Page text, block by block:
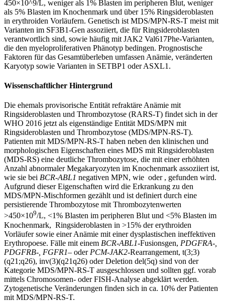
450×10^9/L, weniger als 1% Blasten im peripheren Blut, weniger
als 5% Blasten im Knochenmark und über 15% Ringsideroblasten
in erythroiden Vorläufern. Genetisch ist MDS/MPN-RS-T meist mit
Varianten im SF3B1-Gen assoziiert, die für Ringsideroblasten
verantwortlich sind, sowie häufig mit JAK2 Val617Phe-Varianten,
die den myeloproliferativen Phänotyp bedingen. Prognostische
Faktoren für das Gesamtüberleben umfassen Anämie, veränderten
Karyotyp sowie Varianten in SETBP1 oder ASXL1.
Wissenschaftlicher Hintergrund
Die ehemals provisorische Entität refraktäre Anämie mit
Ringsideroblasten und Thrombozytose (RARS-T) findet sich in der
WHO 2016 jetzt als eigenständige Entität MDS/MPN mit
Ringsideroblasten und Thrombozytose (MDS/MPN-RS-T).
Patienten mit MDS/MPN-RS-T haben neben den klinischen und
morphologischen Eigenschaften eines MDS mit Ringsideroblasten
(MDS-RS) eine deutliche Thrombozytose, die mit einer erhöhten
Anzahl abnormaler Megakaryozyten im Knochenmark assoziiert ist,
wie sie bei BCR-ABL1 negativen MPN, wie oder , gefunden wird.
Aufgrund dieser Eigenschaften wird die Erkrankung zu den
MDS/MPN-Mischformen gezählt und ist definiert durch eine
persistierende Thrombozytose mit Thrombozytenwerten
>450×109/L, <1% Blasten im peripheren Blut und <5% Blasten im
Knochenmark, Ringsideroblasten in >15% der erythroiden
Vorläufer sowie einer Anämie mit einer dysplastischen ineffektiven
Erythropoese. Fälle mit einem BCR-ABL1-Fusionsgen, PDGFRA-,
PDGFRB-, FGFR1– oder PCM-JAK2-Rearrangement, t(3;3)
(q21;q26), inv(3)(q21q26) oder Deletion del(5q) sind von der
Kategorie MDS/MPN-RS-T ausgeschlossen und sollten ggf. vorab
mittels Chromosomen- oder FISH-Analyse abgeklärt werden.
Zytogenetische Veränderungen finden sich in ca. 10% der Patienten
mit MDS/MPN-RS-T.